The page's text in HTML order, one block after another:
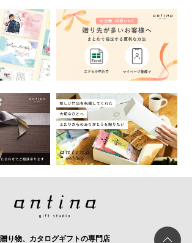
贈り物、カタログギフトの専門店